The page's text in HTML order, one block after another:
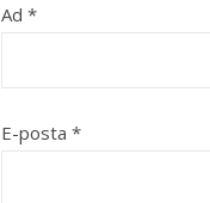
Ad *
E-posta *